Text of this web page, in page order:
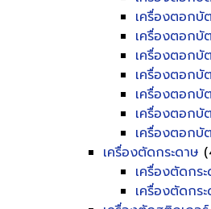
เครื่องตอกบั
เครื่องตอกบั
เครื่องตอกบั
เครื่องตอกบั
เครื่องตอกบั
เครื่องตอกบั
เครื่องตอกบั
เครื่องตัดกระดาษ
เครื่องตัดกร
เครื่องตัดกร